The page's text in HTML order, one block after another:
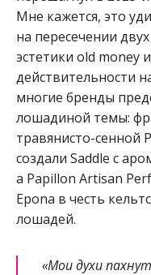
Мне кажется, это
на пересечении
эстетики old money
действительности
многие бренды
лошадиной темы:
травянисто-сенной
создали Saddle с
а Papillon Artisan
Epona в честь
лошадей.
«Мои духи